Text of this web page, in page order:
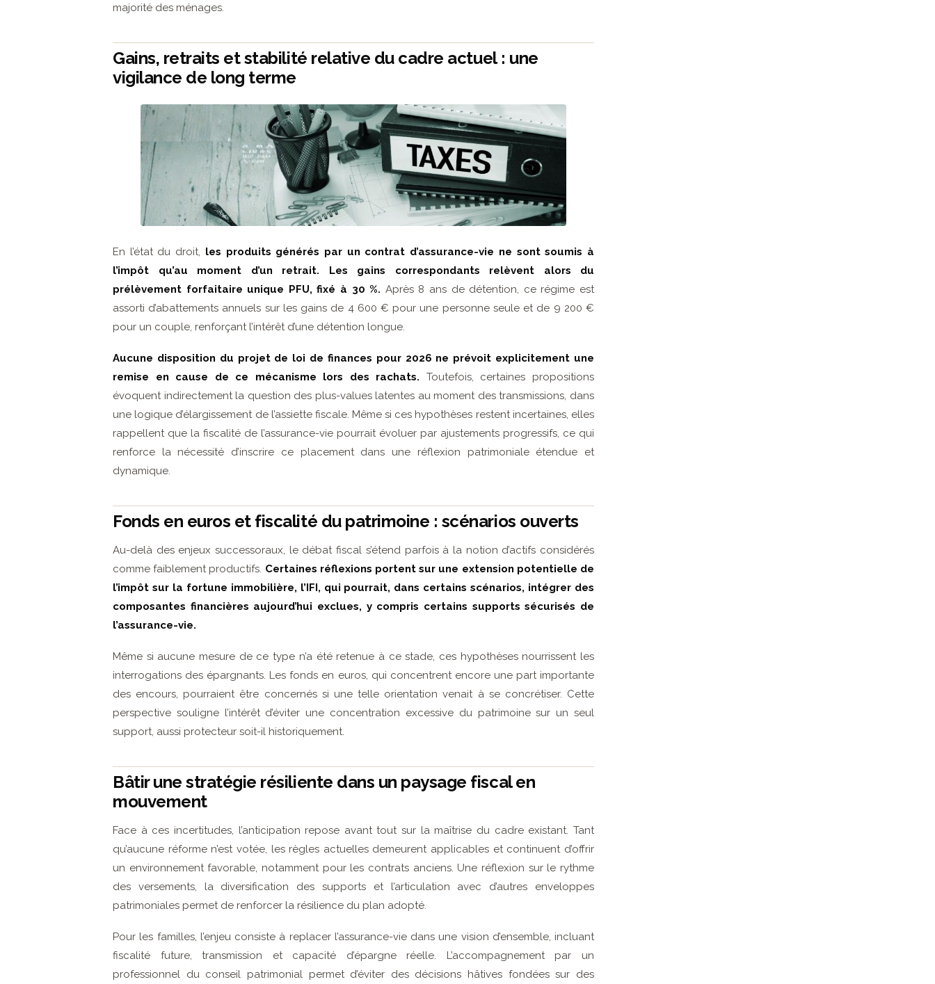
majorité des ménages.
Gains, retraits et stabilité relative du cadre actuel : une
vigilance de long terme
En l’état du droit, les produits générés par un contrat d’assurance-vie ne sont soumis à
l’impôt qu’au moment d’un retrait. Les gains correspondants relèvent alors du
prélèvement forfaitaire unique PFU, fixé à 30 %. Après 8 ans de détention, ce régime est
assorti d’abattements annuels sur les gains de 4 600 € pour une personne seule et de 9 200 €
pour un couple, renforçant l’intérêt d’une détention longue.
Aucune disposition du projet de loi de finances pour 2026 ne prévoit explicitement une
remise en cause de ce mécanisme lors des rachats. Toutefois, certaines propositions
évoquent indirectement la question des plus-values latentes au moment des transmissions, dans
une logique d’élargissement de l’assiette fiscale. Même si ces hypothèses restent incertaines, elles
rappellent que la fiscalité de l’assurance-vie pourrait évoluer par ajustements progressifs, ce qui
renforce la nécessité d’inscrire ce placement dans une réflexion patrimoniale étendue et
dynamique.
Fonds en euros et fiscalité du patrimoine : scénarios ouverts
Au-delà des enjeux successoraux, le débat fiscal s’étend parfois à la notion d’actifs considérés
comme faiblement productifs. Certaines réflexions portent sur une extension potentielle de
l’impôt sur la fortune immobilière, l’IFI, qui pourrait, dans certains scénarios, intégrer des
composantes financières aujourd’hui exclues, y compris certains supports sécurisés de
l’assurance-vie.
Même si aucune mesure de ce type n’a été retenue à ce stade, ces hypothèses nourrissent les
interrogations des épargnants. Les fonds en euros, qui concentrent encore une part importante
des encours, pourraient être concernés si une telle orientation venait à se concrétiser. Cette
perspective souligne l’intérêt d’éviter une concentration excessive du patrimoine sur un seul
support, aussi protecteur soit-il historiquement.
Bâtir une stratégie résiliente dans un paysage fiscal en
mouvement
Face à ces incertitudes, l’anticipation repose avant tout sur la maîtrise du cadre existant. Tant
qu’aucune réforme n’est votée, les règles actuelles demeurent applicables et continuent d’offrir
un environnement favorable, notamment pour les contrats anciens. Une réflexion sur le rythme
des versements, la diversification des supports et l’articulation avec d’autres enveloppes
patrimoniales permet de renforcer la résilience du plan adopté.
Pour les familles, l’enjeu consiste à replacer l’assurance-vie dans une vision d’ensemble, incluant
fiscalité future, transmission et capacité d’épargne réelle. L’accompagnement par un
professionnel du conseil patrimonial permet d’éviter des décisions hâtives fondées sur des